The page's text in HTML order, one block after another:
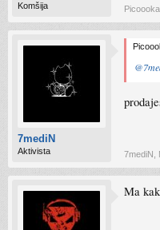
Komšija Picoooka
7mediN
Aktivista 7mediN
Ma